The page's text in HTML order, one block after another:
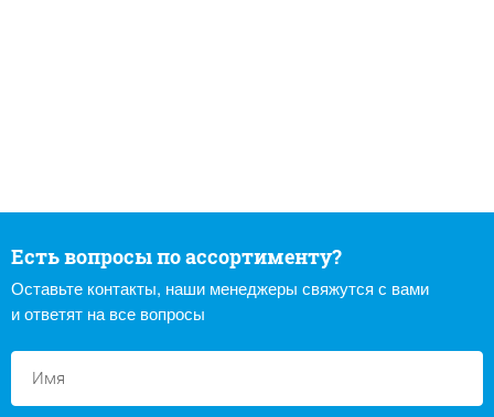
Есть вопросы по ассортименту?
Оставьте контакты, наши менеджеры свяжутся с вами
и ответят на все вопросы